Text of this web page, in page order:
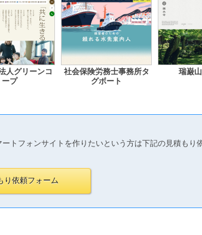
人グリーンコ
ープ
社会保険労務士事務所タ
グボート
瑞巌
トフォンサイトを作りたいという方は下記の見積もり